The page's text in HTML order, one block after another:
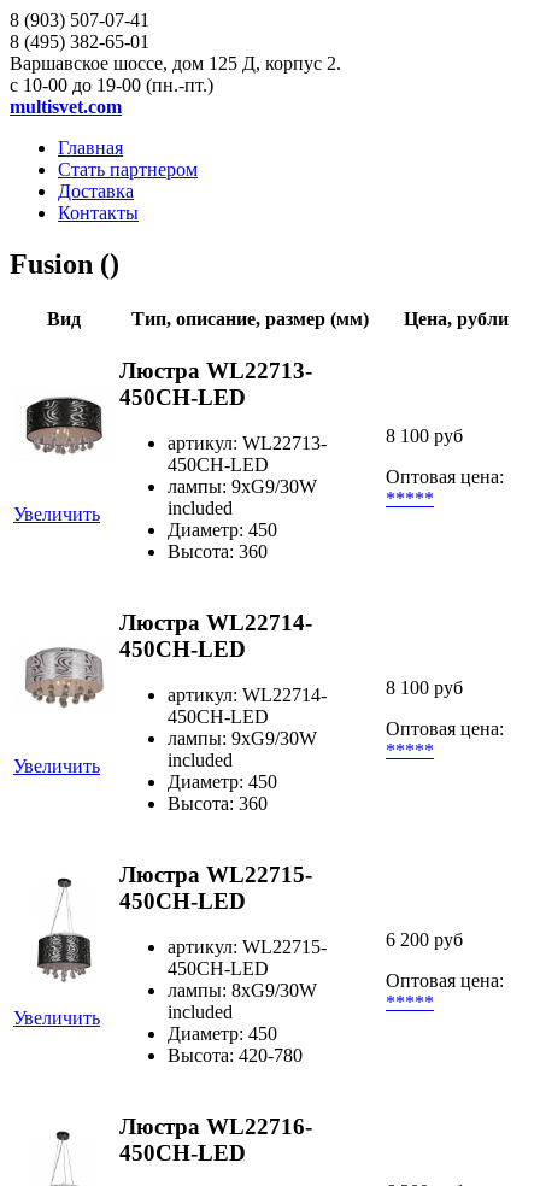
8 (903) 507-07-41
8 (495) 382-65-01
Варшавское шоссе, дом 125 Д, корпус 2.
с 10-00 до 19-00 (пн.-пт.)
multisvet.com
Главная
Стать партнером
Доставка
Контакты
Fusion ()
Вид Тип, описание, размер (мм) Цена, рубли
Увеличить
Люстра WL22713-
450CH-LED
артикул: WL22713-
450CH-LED
лампы: 9хG9/30W
included
Диаметр: 450
Высота: 360
8 100 руб
Оптовая цена:
*****
Увеличить
Люстра WL22714-
450CH-LED
артикул: WL22714-
450CH-LED
лампы: 9хG9/30W
included
Диаметр: 450
Высота: 360
8 100 руб
Оптовая цена:
*****
Увеличить
Люстра WL22715-
450CH-LED
артикул: WL22715-
450CH-LED
лампы: 8хG9/30W
included
Диаметр: 450
Высота: 420-780
6 200 руб
Оптовая цена:
*****
Люстра WL22716-
450CH-LED